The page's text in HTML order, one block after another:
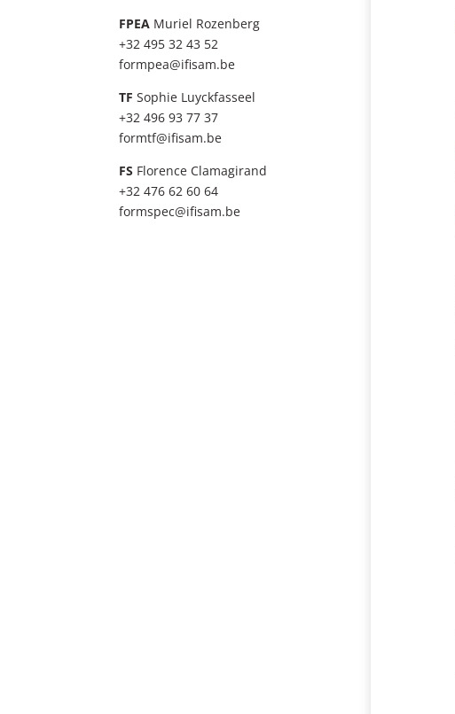
FPEA Muriel Rozenberg
+32 495 32 43 52
formpea@ifisam.be
TF Sophie Luyckfasseel
+32 496 93 77 37
formtf@ifisam.be
FS Florence Clamagirand
+32 476 62 60 64
formspec@ifisam.be